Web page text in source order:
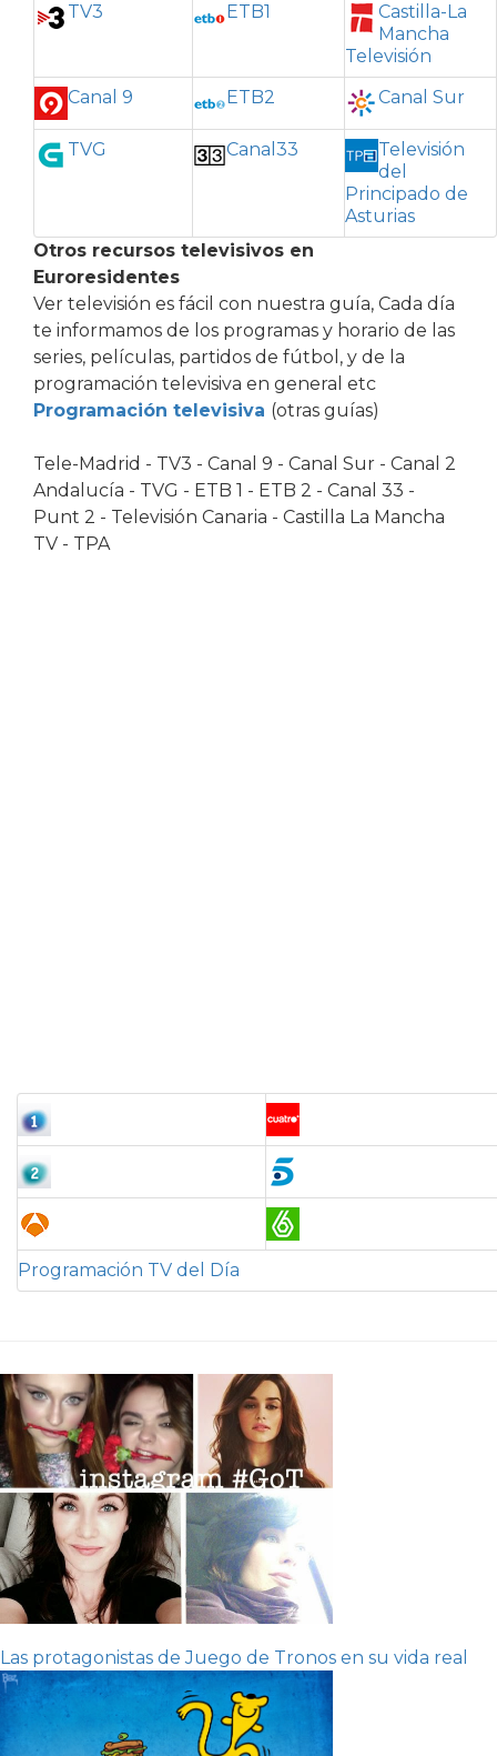
TV3
ETB1
Castilla-La
Mancha
Televisión
Canal 9
ETB2 Canal Sur
TVG Canal33
Televisión
del
Principado de
Asturias
Otros recursos televisivos en
Euroresidentes
Ver televisión es fácil con nuestra guía, Cada día
te informamos de los programas y horario de las
series, películas, partidos de fútbol, y de la
programación televisiva en general etc
Programación televisiva (otras guías)
Tele-Madrid - TV3 - Canal 9 - Canal Sur - Canal 2
Andalucía - TVG - ETB 1 - ETB 2 - Canal 33 -
Punt 2 - Televisión Canaria - Castilla La Mancha
TV - TPA
Programación TV del Día
Las protagonistas de Juego de Tronos en su vida real